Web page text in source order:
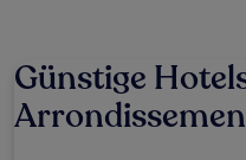
Günstige